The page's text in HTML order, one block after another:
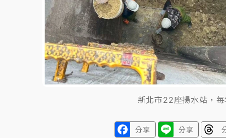
新北市22座揚水站，
分享 分享